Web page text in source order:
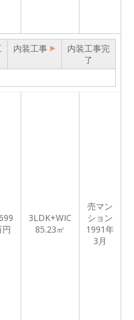
内装工事
内装工事完
了
円
3LDK+WIC
85.23㎡
売マン
ション
1991年
3月